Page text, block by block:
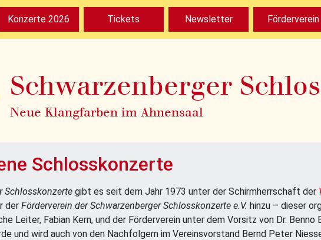
Konzerte 2026 Tickets Newsletter Förderverein
Schwarzenberger
Neue Klangfarben im Ahnensaal
Schlosskonzerte
Schlosskonzerte gibt es seit dem Jahr 1973 unter der Schirmherrschaft der
der Förderverein der Schwarzenberger Schlosskonzerte e.V. hinzu – dieser
Leiter, Fabian Kern, und der Förderverein unter dem Vorsitz von Dr.
und wird auch von den Nachfolgern im Vereinsvorstand Bernd Peter